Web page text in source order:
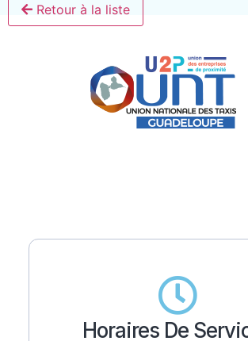
Retour à la liste
Horaires De